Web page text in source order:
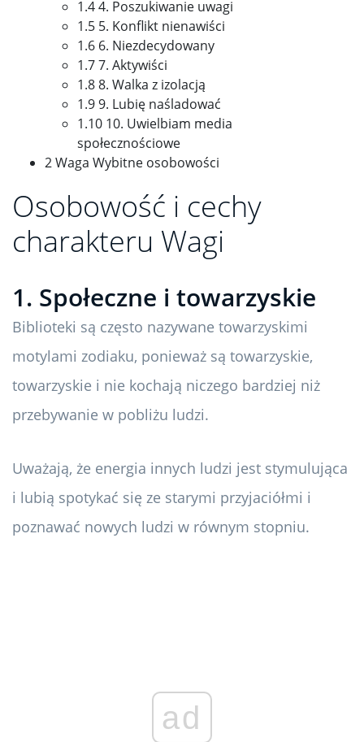
1.4 4. Poszukiwanie uwagi
1.5 5. Konflikt nienawiści
1.6 6. Niezdecydowany
1.7 7. Aktywiści
1.8 8. Walka z izolacją
1.9 9. Lubię naśladować
1.10 10. Uwielbiam media
społecznościowe
2 Waga Wybitne osobowości
Osobowość i cechy
charakteru Wagi
1. Społeczne i towarzyskie
Biblioteki są często nazywane towarzyskimi
motylami zodiaku, ponieważ są towarzyskie,
towarzyskie i nie kochają niczego bardziej niż
przebywanie w pobliżu ludzi.
Uważają, że energia innych ludzi jest stymulująca
i lubią spotykać się ze starymi przyjaciółmi i
poznawać nowych ludzi w równym stopniu.
ad